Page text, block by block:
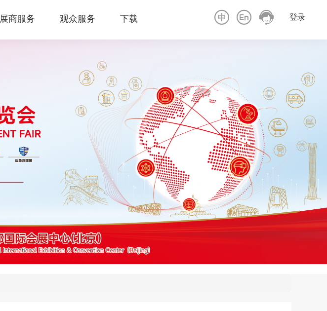
展商服务 观众服务
下载
登录